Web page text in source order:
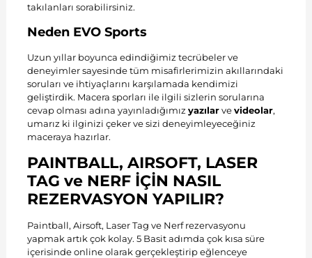
takılanları sorabilirsiniz.
Neden EVO Sports
Uzun yıllar boyunca edindiğimiz tecrübeler ve
deneyimler sayesinde tüm misafirlerimizin akıllarındaki
soruları ve ihtiyaçlarını karşılamada kendimizi
geliştirdik. Macera sporları ile ilgili sizlerin sorularına
cevap olması adına yayınladığımız yazılarvevideolar,
umarız ki ilginizi çeker ve sizi deneyimleyeceğiniz
maceraya hazırlar.
PAINTBALL, AIRSOFT, LASER
TAG ve NERF İÇİN NASIL
REZERVASYON YAPILIR?
Paintball, Airsoft, Laser Tag ve Nerf rezervasyonu
yapmak artık çok kolay. 5 Basit adımda çok kısa süre
içerisinde online olarak gerçekleştirip eğlenceye